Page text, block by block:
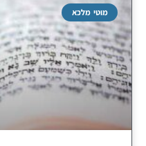
מוטי מלכא